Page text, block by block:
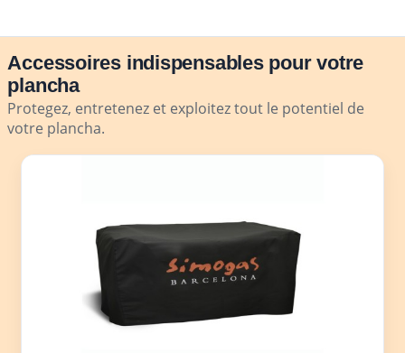
Accessoires indispensables pour votre
plancha
Protegez, entretenez et exploitez tout le potentiel de
votre plancha.